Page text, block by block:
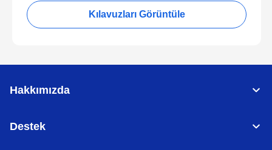
Kılavuzları Görüntüle
Hakkımızda
Destek